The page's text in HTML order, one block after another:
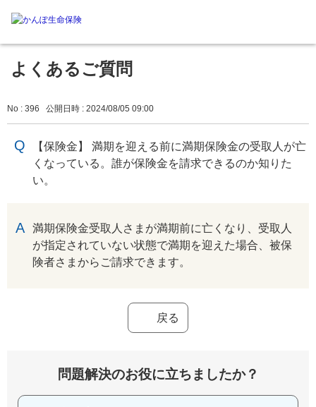
よくあるご質問
No : 396 公開日時 : 2024/08/05 09:00
【保険金】 満期を迎える前に満期保険金の受取人が亡
くなっている。誰が保険金を請求できるのか知りた
い。
満期保険金受取人さまが満期前に亡くなり、受取人
が指定されていない状態で満期を迎えた場合、被保
険者さまからご請求できます。
戻る
問題解決のお役に立ちましたか？